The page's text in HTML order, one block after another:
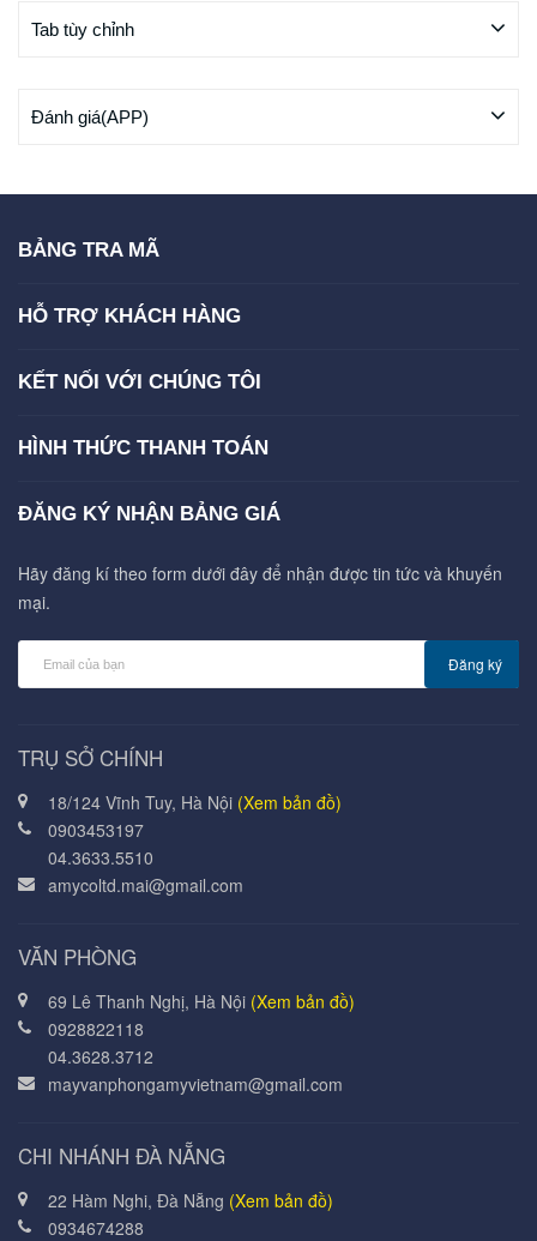
Tab tùy chỉnh
Đánh giá(APP)
BẢNG TRA MÃ
HỖ TRỢ KHÁCH HÀNG
KẾT NỐI VỚI CHÚNG TÔI
HÌNH THỨC THANH TOÁN
ĐĂNG KÝ NHẬN BẢNG GIÁ
Hãy đăng kí theo form dưới đây để nhận được tin tức và khuyến
mại.
Đăng ký
TRỤ SỞ CHÍNH
18/124 Vĩnh Tuy, Hà Nội (Xem bản đồ)
0903453197
04.3633.5510
amycoltd.mai@gmail.com
VĂN PHÒNG
69 Lê Thanh Nghị, Hà Nội (Xem bản đồ)
0928822118
04.3628.3712
mayvanphongamyvietnam@gmail.com
CHI NHÁNH ĐÀ NẴNG
22 Hàm Nghi, Đà Nẵng (Xem bản đồ)
0934674288